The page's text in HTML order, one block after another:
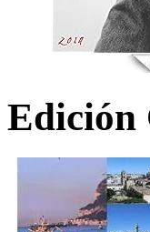
Edición